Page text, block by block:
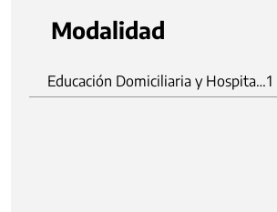
Modalidad
Educación Domiciliaria y Hospitalaria1